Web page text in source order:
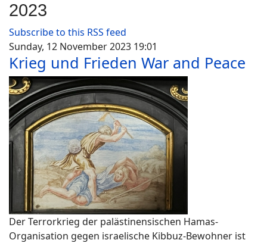
2023
Subscribe to this RSS feed
Sunday, 12 November 2023 19:01
Krieg und Frieden War and Peace
Der Terrorkrieg der palästinensischen Hamas-
Organisation gegen israelische Kibbuz-Bewohner ist